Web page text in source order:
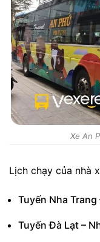
Xe An
Lịch chạy của nhà
Tuyến Nha
Tuyến Đà Lạt –